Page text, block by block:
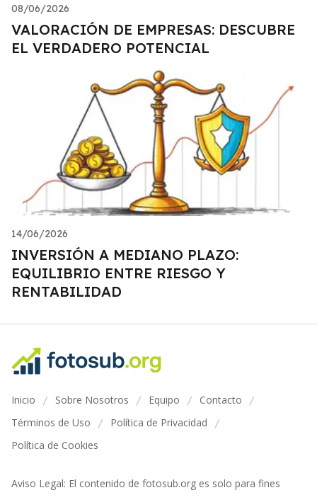
08/06/2026
VALORACIÓN DE EMPRESAS: DESCUBRE
EL VERDADERO POTENCIAL
14/06/2026
INVERSIÓN A MEDIANO PLAZO:
EQUILIBRIO ENTRE RIESGO Y
RENTABILIDAD
Inicio / Sobre Nosotros / Equipo / Contacto /
Términos de Uso / Política de Privacidad /
Política de Cookies
Aviso Legal: El contenido de fotosub.org es solo para fines